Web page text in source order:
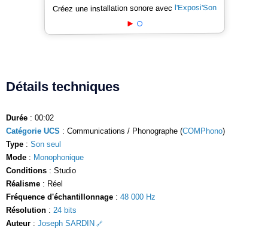
Créez une installation sonore avec l'Exposi'Son
Détails techniques
Durée : 00:02
Catégorie UCS : Communications / Phonographe (COMPhono)
Type : Son seul
Mode : Monophonique
Conditions : Studio
Réalisme : Réel
Fréquence d'échantillonnage : 48 000 Hz
Résolution : 24 bits
Auteur : Joseph SARDIN